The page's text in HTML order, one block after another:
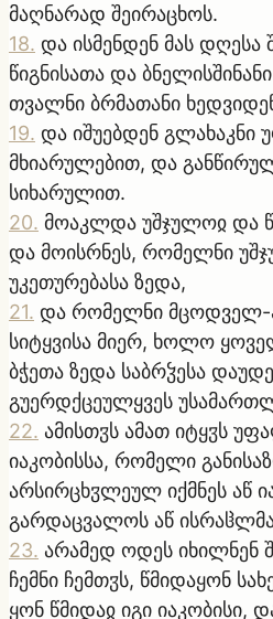
მაღნარად შეირაცხოს.
18. და ისმენდენ მას დღესა
წიგნისათა და
თვალნი ბრმათანი
19. და იშუებდენ გლახაკნი
მხიარულებით, და
სიხარულით.
20. მოაკლდა უშჯულოჲ და
და მოისრნეს, რომელნი
უკეთურებასა ზედა,
21. და რომელნი მცოდველ-
სიტყვისა მიერ, ხოლო
ბჭეთა ზედა საბრჴესა
გუერდქცეულყვეს
22. ამისთჳს ამათ იტყჳს
იაკობისსა, რომელი
არსირცხჳლეულ იქმნეს აწ
გარდაცვალოს აწ
23. არამედ ოდეს იხილნენ
ჩემნი ჩემთჳს, წმიდაყონ
ყონ წმიდაჲ იგი იაკობისი,